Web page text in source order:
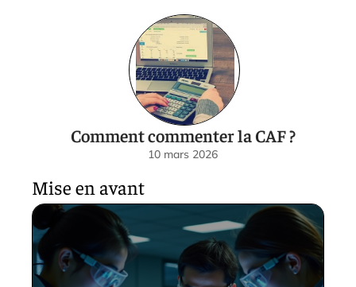
Comment commenter la CAF ?
10 mars 2026
Mise en avant